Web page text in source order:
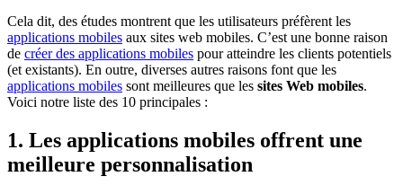
Cela dit, des études montrent que les utilisateurs préfèrent les
applications mobiles aux sites web mobiles. C’est une bonne raison
de créer des applications mobiles pour atteindre les clients potentiels
(et existants). En outre, diverses autres raisons font que les
applications mobiles sont meilleures que les sites Web mobiles.
Voici notre liste des 10 principales :
1. Les applications mobiles offrent une
meilleure personnalisation